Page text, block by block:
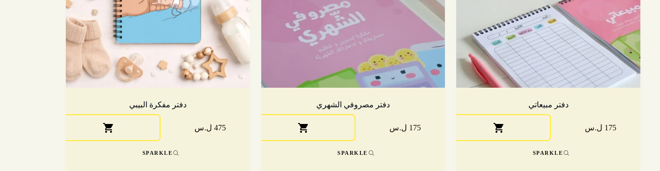
دفتر مبيعاتي
175 ل.س
SPARKLE
دفتر مصروفي الشهري
175 ل.س
SPARKLE
دفتر مفكرة البيبي
475 ل.س
SPARKLE